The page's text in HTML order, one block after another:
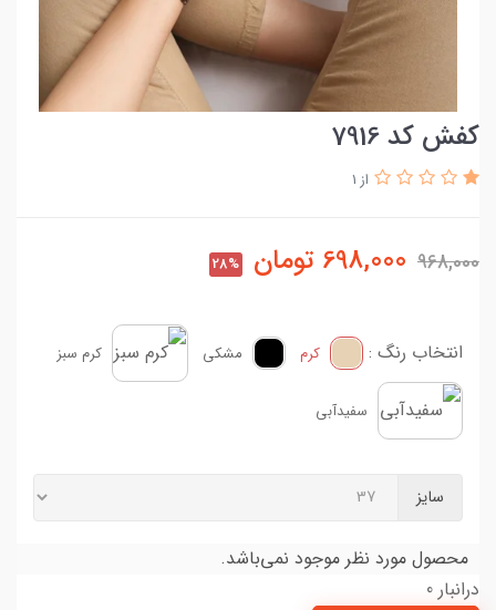
کفش کد 7916
از 1
968,000
698,000 تومان 28%
انتخاب رنگ : کرم مشکی کرم سبز
سفیدآبی
سایز
محصول مورد نظر موجود نمی‌باشد.
درانبار 0